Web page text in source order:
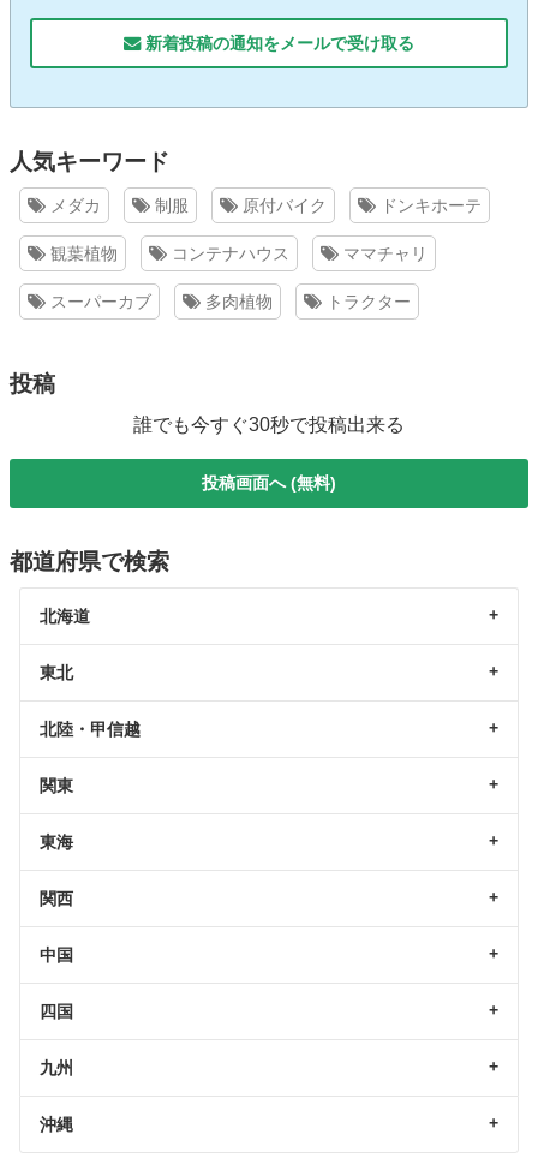
新着投稿の通知をメールで受け取る
人気キーワード
メダカ 制服 原付バイク ドンキホーテ
観葉植物 コンテナハウス ママチャリ
スーパーカブ 多肉植物 トラクター
投稿
誰でも今すぐ30秒で投稿出来る
投稿画面へ (無料)
都道府県で検索
北海道
東北
北陸・甲信越
関東
東海
関西
中国
四国
九州
沖縄